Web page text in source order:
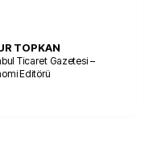
TOPKAN
Ticaret Gazetesi –
Editörü